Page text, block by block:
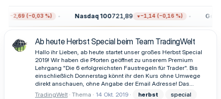
−2,69 (−0,03 %) Nasdaq 100721,89 −1,14 (−0,16 %) Gold
Ab heute Herbst Special beim Team TradingWelt
Hallo ihr Lieben, ab heute startet unser großes Herbst Special
2019! Wir haben die Pforten geöffnet zu unserem Premium
Lehrgang "Die 6 erfolgreichsten Faustregeln für Trader". Bis
einschließlich Donnerstag könnt ihr den Kurs ohne Umwege
direkt anschauen, ohne Angabe der Email Adresse! Das...
TradingWelt Thema 14 Okt. 2019 herbst
special